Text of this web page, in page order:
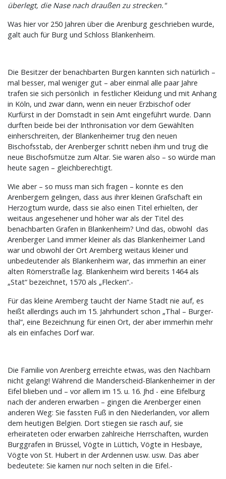
überlegt, die Nase nach draußen zu strecken."
Was hier vor 250 Jahren über die Arenburg geschrieben wurde,
galt auch für Burg und Schloss Blankenheim.
Die Besitzer der benachbarten Burgen kannten sich natürlich –
mal besser, mal weniger gut – aber einmal alle paar Jahre
trafen sie sich persönlich in festlicher Kleidung und mit Anhang
in Köln, und zwar dann, wenn ein neuer Erzbischof oder
Kurfürst in der Domstadt in sein Amt eingeführt wurde. Dann
durften beide bei der Inthronisation vor dem Gewählten
einherschreiten, der Blankenheimer trug den neuen
Bischofsstab, der Arenberger schritt neben ihm und trug die
neue Bischofsmütze zum Altar. Sie waren also – so würde man
heute sagen – gleichberechtigt.
Wie aber – so muss man sich fragen – konnte es den
Arenbergern gelingen, dass aus ihrer kleinen Grafschaft ein
Herzogtum wurde, dass sie also einen Titel erhielten, der
weitaus angesehener und höher war als der Titel des
benachbarten Grafen in Blankenheim? Und das, obwohl das
Arenberger Land immer kleiner als das Blankenheimer Land
war und obwohl der Ort Aremberg weitaus kleiner und
unbedeutender als Blankenheim war, das immerhin an einer
alten Römerstraße lag. Blankenheim wird bereits 1464 als
„Stat“ bezeichnet, 1570 als „Flecken“.-
Für das kleine Aremberg taucht der Name Stadt nie auf, es
heißt allerdings auch im 15. Jahrhundert schon „Thal – Burger-
thal“, eine Bezeichnung für einen Ort, der aber immerhin mehr
als ein einfaches Dorf war.
Die Familie von Arenberg erreichte etwas, was den Nachbarn
nicht gelang! Während die Manderscheid-Blankenheimer in der
Eifel blieben und – vor allem im 15. u. 16. Jhd - eine Eifelburg
nach der anderen erwarben – gingen die Arenberger einen
anderen Weg: Sie fassten Fuß in den Niederlanden, vor allem
dem heutigen Belgien. Dort stiegen sie rasch auf, sie
erheirateten oder erwarben zahlreiche Herrschaften, wurden
Burggrafen in Brüssel, Vögte in Lüttich, Vögte in Hesbaye,
Vögte von St. Hubert in der Ardennen usw. usw. Das aber
bedeutete: Sie kamen nur noch selten in die Eifel.-